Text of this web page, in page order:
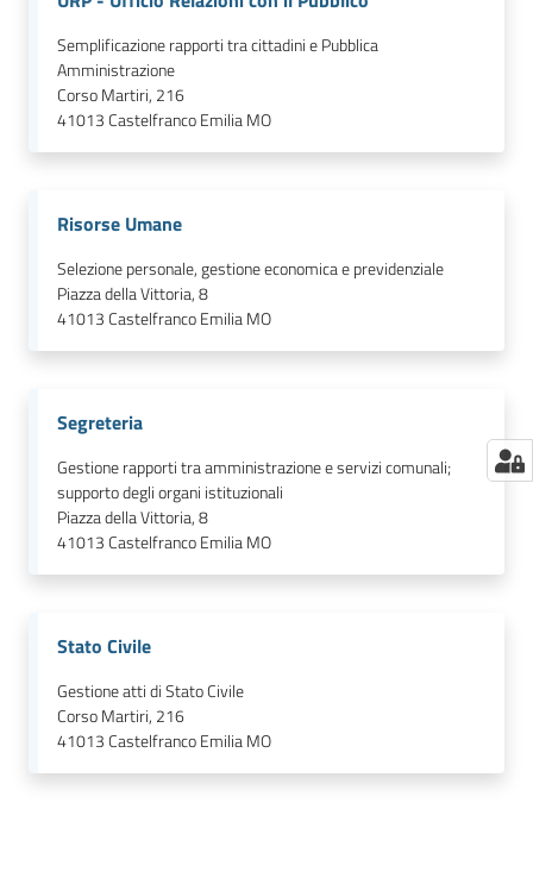
Semplificazione rapporti tra cittadini e Pubblica
Amministrazione
Corso Martiri, 216
41013Castelfranco Emilia MO
Risorse Umane
Selezione personale, gestione economica e previdenziale
Piazza della Vittoria, 8
41013Castelfranco Emilia MO
Segreteria
Gestione rapporti tra amministrazione e servizi comunali;
supporto degli organi istituzionali
Piazza della Vittoria, 8
41013Castelfranco Emilia MO
Stato Civile
Gestione atti di Stato Civile
Corso Martiri, 216
41013Castelfranco Emilia MO